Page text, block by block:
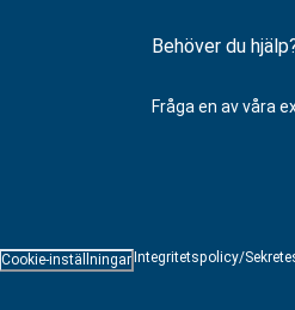
Behöver du
Fråga en av våra
Cookie-inställningar Integritetspolicy/